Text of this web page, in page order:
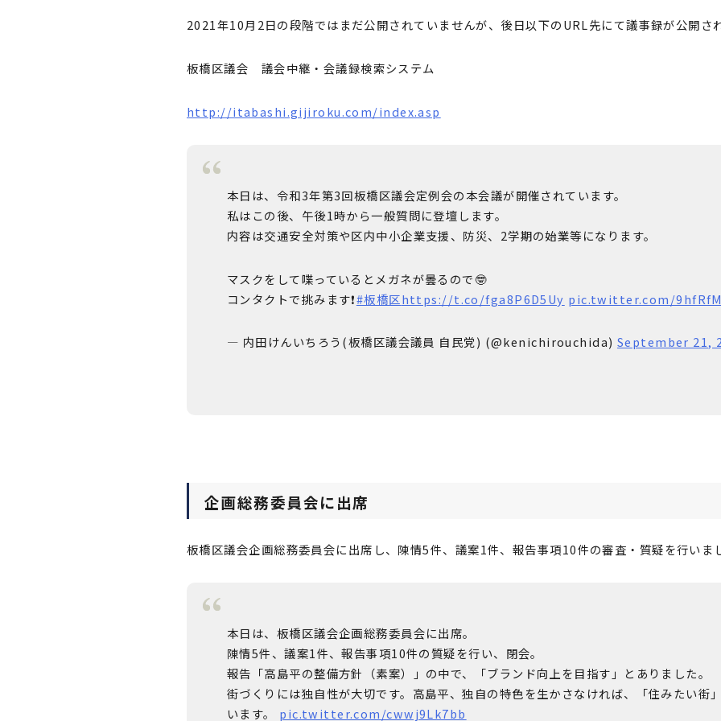
2021年10月2日の段階ではまだ公開されていませんが、後日以下のURL先にて議事録が公開され
板橋区議会 議会中継・会議録検索システム
http://itabashi.gijiroku.com/index.asp
本日は、令和3年第3回板橋区議会定例会の本会議が開催されています。
私はこの後、午後1時から一般質問に登壇します。
内容は交通安全対策や区内中小企業支援、防災、2学期の始業等になります。
マスクをして喋っているとメガネが曇るので🤓
コンタクトで挑みます❗#板橋区https://t.co/fga8P6D5Uy pic.twitter.com/
— 内田けんいちろう(板橋区議会議員 自民党) (@kenichirouchida) September 21,
企画総務委員会に出席
板橋区議会企画総務委員会に出席し、陳情5件、議案1件、報告事項10件の審査・質疑を行いま
本日は、板橋区議会企画総務委員会に出席。
陳情5件、議案1件、報告事項10件の質疑を行い、閉会。
報告「高島平の整備方針（素案）」の中で、「ブランド向上を目指す」とありました。
街づくりには独自性が大切です。高島平、独自の特色を生かさなければ、「住みたい街
います。 pic.twitter.com/cwwj9Lk7bb